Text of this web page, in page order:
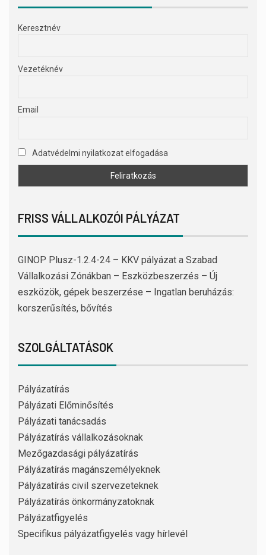
Keresztnév
Vezetéknév
Email
Adatvédelmi nyilatkozat elfogadása
FRISS VÁLLALKOZÓI PÁLYÁZAT
GINOP Plusz-1.2.4-24 – KKV pályázat a Szabad
Vállalkozási Zónákban – Eszközbeszerzés – Új
eszközök, gépek beszerzése – Ingatlan beruházás:
korszerűsítés, bővítés
SZOLGÁLTATÁSOK
Pályázatírás
Pályázati Előminősítés
Pályázati tanácsadás
Pályázatírás vállalkozásoknak
Mezőgazdasági pályázatírás
Pályázatírás magánszemélyeknek
Pályázatírás civil szervezeteknek
Pályázatírás önkormányzatoknak
Pályázatfigyelés
Specifikus pályázatfigyelés vagy hírlevél